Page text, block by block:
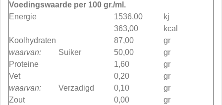
Voedingswaarde per 100 gr./ml.
Energie
1536,00
kj
363,00
kcal
Koolhydraten
87,00
gr
waarvan:
Suiker 50,00
gr
Proteine
1,60
gr
Vet
0,20
gr
waarvan:
Verzadigd 0,10
gr
Zout
0,00
gr